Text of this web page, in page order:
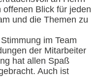
Blick für jeden
und die Themen zu
im Team
der Mitarbeiter
hat allen Spaß
Auch ist